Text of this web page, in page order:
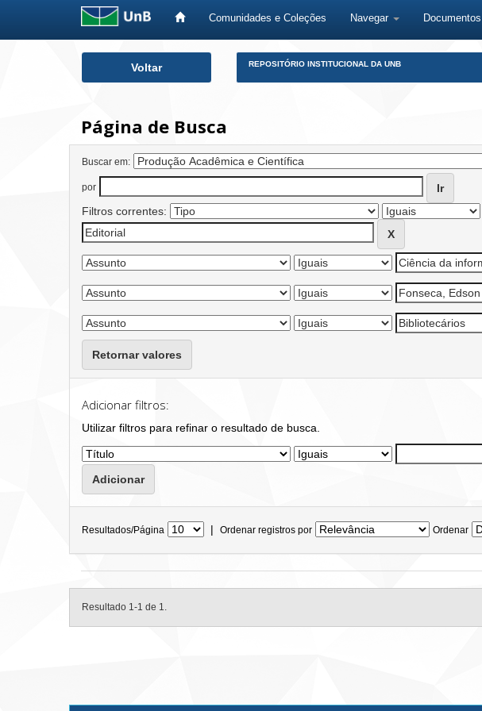
Comunidades e Coleções Navegar Documentos
Voltar REPOSITÓRIO INSTITUCIONAL DA UNB
Página de Busca
Buscar em:
por
Filtros correntes:
Retornar valores
Adicionar filtros:
Utilizar filtros para refinar o resultado de busca.
Resultados/Página | Ordenar registros por Ordenar
Resultado 1-1 de 1.